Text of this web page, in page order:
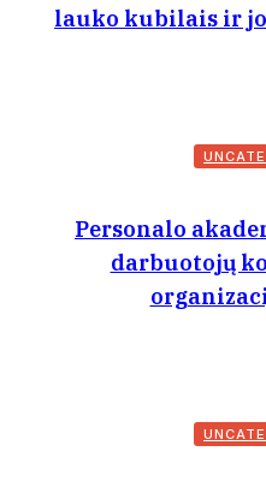
lauko kubilais ir
Personalo
darbuotojų